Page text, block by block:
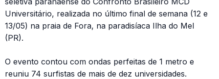
Universitário, realizada no último final de semana (12 e
13/05) na praia de Fora, na paradisíaca Ilha do Mel
(PR).
O evento contou com ondas perfeitas de 1 metro e
reuniu 74 surfistas de mais de dez universidades.